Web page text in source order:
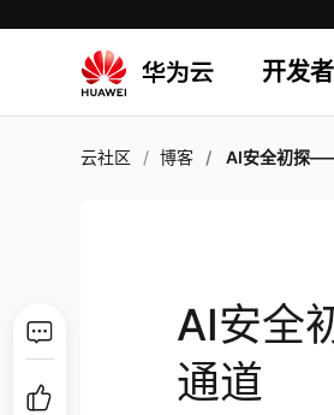
开发者
云社区 博客 AI安全初探——
AI安全
通道